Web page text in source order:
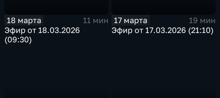
18 марта
11 мин
Эфир от 18.03.2026
(09:30)
17 марта
19 мин
Эфир от 17.03.2026 (21:10)